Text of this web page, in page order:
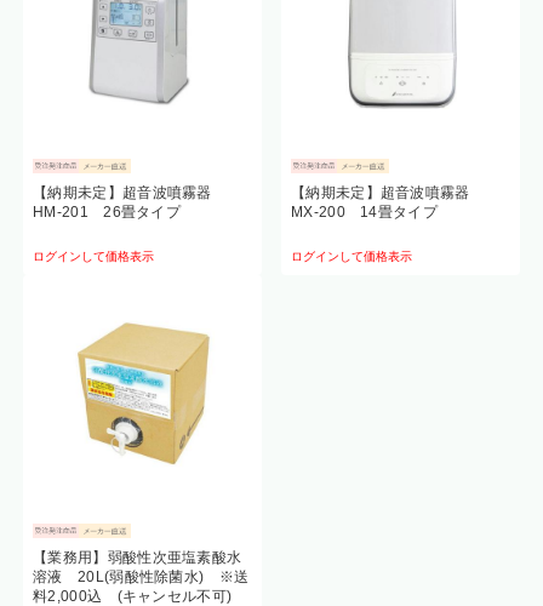
【納期未定】超音波噴霧器
HM-201 26畳タイプ
ログインして価格表示
【納期未定】超音波噴霧器
MX-200 14畳タイプ
ログインして価格表示
【業務用】弱酸性次亜塩素酸水
溶液 20L(弱酸性除菌水) ※送
料2,000込 (キャンセル不可)